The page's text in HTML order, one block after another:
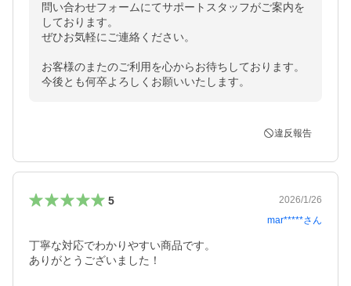
問い合わせフォームにてサポートスタッフがご案内を
しております。
ぜひお気軽にご連絡ください。
お客様のまたのご利用を心からお待ちしております。
今後とも何卒よろしくお願いいたします。
違反報告
5
2026/1/26
mar*****さん
丁寧な対応でわかりやすい商品です。
ありがとうございました！